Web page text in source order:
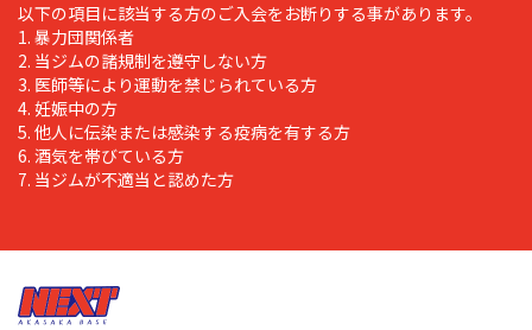
以下の項目に該当する方のご入会をお断りする事があります。
1. 暴力団関係者
2. 当ジムの諸規制を遵守しない方
3. 医師等により運動を禁じられている方
4. 妊娠中の方
5. 他人に伝染または感染する疫病を有する方
6. 酒気を帯びている方
7. 当ジムが不適当と認めた方